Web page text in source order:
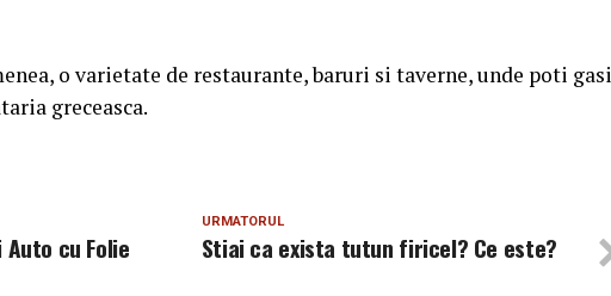
o varietate de restaurante, baruri si taverne, unde poti gasi
greceasca.
URMATORUL
Stiai ca exista tutun firicel? Ce este?
cu Folie